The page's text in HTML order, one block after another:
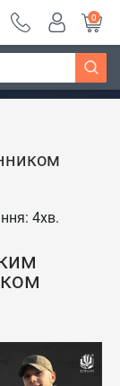
Дізнатись більше
0
4хв.